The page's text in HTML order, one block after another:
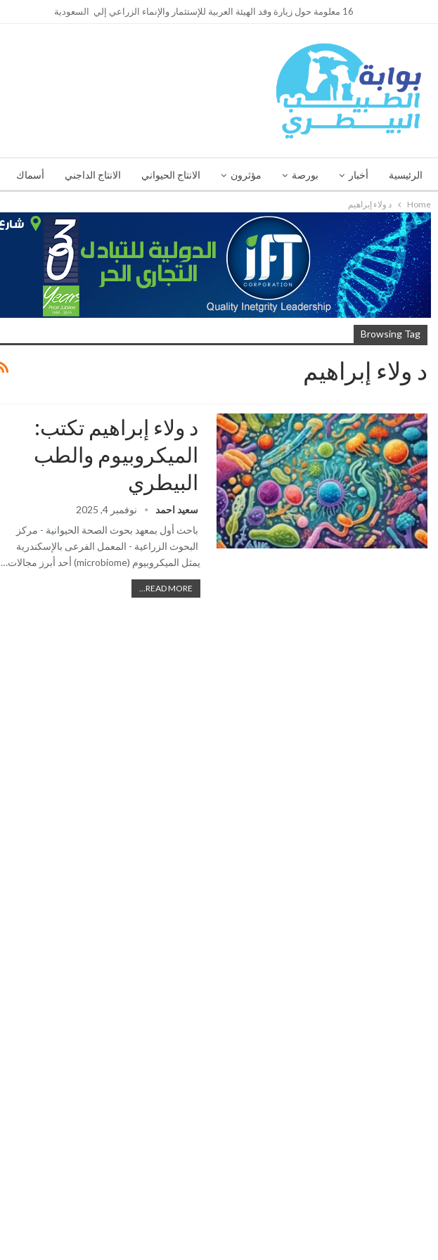
16 معلومة حول زيارة وفد الهيئة العربية للإستثمار والإنماء الزراعي إلي السعودية
الرئيسية أخبار بورصة مؤثرون الانتاج الحيواني الانتاج الداجني أسماك
Home د ولاء إبراهيم
Browsing Tag
د ولاء إبراهيم
د ولاء إبراهيم تكتب:
الميكروبيوم والطب
البيطري
سعيد احمد
نوفمبر 4, 2025
باحث أول بمعهد بحوث الصحة الحيوانية - مركز
البحوث الزراعية - المعمل الفرعى بالإسكندرية
يمثل الميكروبيوم (microbiome) أحد أبرز مجالات…
READ MORE...